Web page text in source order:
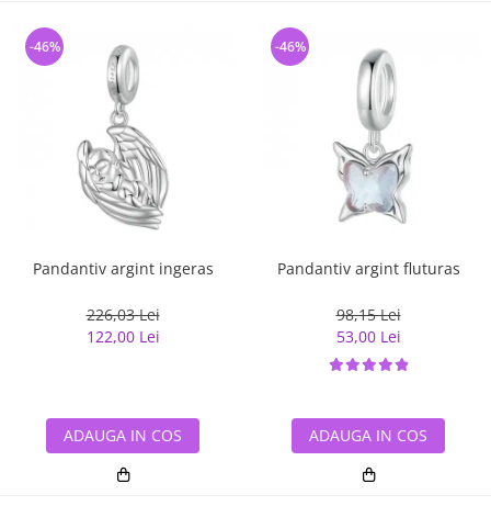
Pandantiv argint ingeras
226,03 Lei
122,00 Lei
-46%
ADAUGA IN COS
Pandantiv argint fluturas
98,15 Lei
53,00 Lei
-46%
ADAUGA IN COS